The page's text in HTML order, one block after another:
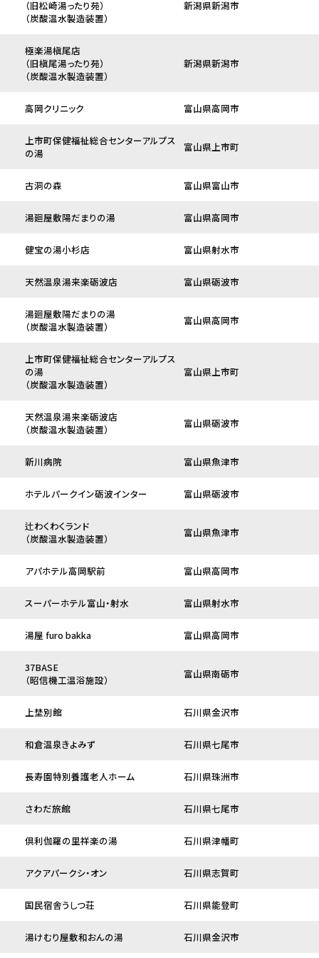
（旧松崎湯ったり苑）
（炭酸温水製造装置）
新潟県新潟市
極楽湯槇尾店
（旧槇尾湯ったり苑）
（炭酸温水製造装置）
新潟県新潟市
高岡クリニック 富山県高岡市
上市町保健福祉総合センターアルプス
の湯
富山県上市町
古洞の森 富山県富山市
湯廻屋敷陽だまりの湯 富山県高岡市
健宝の湯小杉店 富山県射水市
天然温泉湯来楽砺波店 富山県砺波市
湯廻屋敷陽だまりの湯
（炭酸温水製造装置）
富山県高岡市
上市町保健福祉総合センターアルプス
の湯
（炭酸温水製造装置）
富山県上市町
天然温泉湯来楽砺波店
（炭酸温水製造装置）
富山県砺波市
新川病院 富山県魚津市
ホテルパークイン砺波インター 富山県砺波市
辻わくわくランド
（炭酸温水製造装置）
富山県魚津市
アパホテル高岡駅前 富山県高岡市
スーパーホテル富山・射水 富山県射水市
湯屋 furo bakka 富山県高岡市
37BASE
（昭信機工温浴施設）
富山県南砺市
上埜別館 石川県金沢市
和倉温泉きよみず 石川県七尾市
長寿園特別養護老人ホーム 石川県珠洲市
さわだ旅館 石川県七尾市
倶利伽羅の里祥楽の湯 石川県津幡町
アクアパークシ・オン 石川県志賀町
国民宿舎うしつ荘 石川県能登町
湯けむり屋敷和おんの湯 石川県金沢市